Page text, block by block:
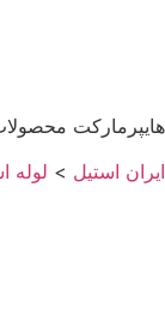
هایپرمارکت
ایران استیل > لوله